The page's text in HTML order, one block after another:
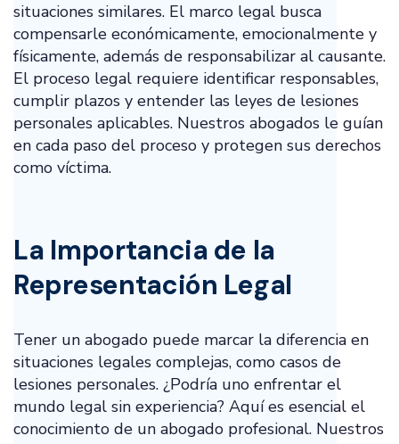
situaciones similares. El marco legal busca
compensarle económicamente, emocionalmente y
físicamente, además de responsabilizar al causante.
El proceso legal requiere identificar responsables,
cumplir plazos y entender las leyes de lesiones
personales aplicables. Nuestros abogados le guían
en cada paso del proceso y protegen sus derechos
como víctima.
La Importancia de la
Representación Legal
Tener un abogado puede marcar la diferencia en
situaciones legales complejas, como casos de
lesiones personales. ¿Podría uno enfrentar el
mundo legal sin experiencia? Aquí es esencial el
conocimiento de un abogado profesional. Nuestros